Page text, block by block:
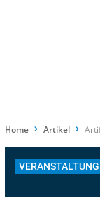
Home Artikel
VERANSTALTUNG